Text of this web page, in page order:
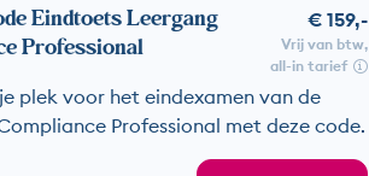
Eindtoets Leergang
Professional
€ 159,-
vrij van btw
all-in tarief
plek voor het eindexamen van de
Professional met deze code.